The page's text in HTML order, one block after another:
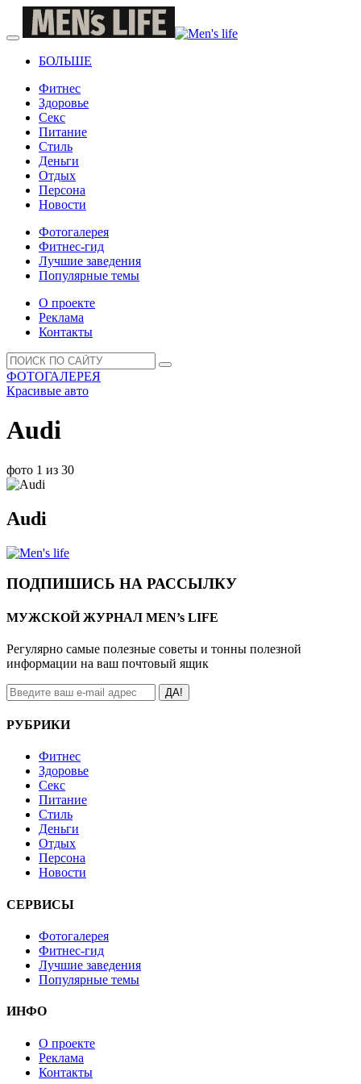
БОЛЬШЕ
Фитнес
Здоровье
Секс
Питание
Стиль
Деньги
Отдых
Персона
Новости
Фотогалерея
Фитнес-гид
Лучшие заведения
Популярные темы
О проекте
Реклама
Контакты
ФОТОГАЛЕРЕЯ
Красивые авто
Audi
фото 1 из 30
Audi
ПОДПИШИСЬ НА РАССЫЛКУ
МУЖСКОЙ ЖУРНАЛ MEN’s LIFE
Регулярно самые полезные советы и тонны полезной
информации на ваш почтовый ящик
ДА!
РУБРИКИ
Фитнес
Здоровье
Секс
Питание
Стиль
Деньги
Отдых
Персона
Новости
СЕРВИСЫ
Фотогалерея
Фитнес-гид
Лучшие заведения
Популярные темы
ИНФО
О проекте
Реклама
Контакты